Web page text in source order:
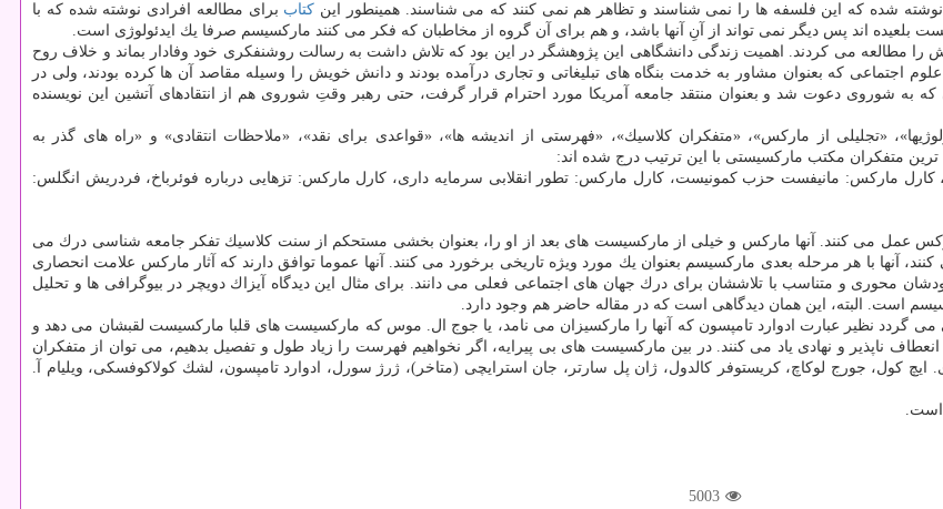
شده كه این فلسفه ها را نمی شناسند و تظاهر هم نمی كنند كه می شناسند. همینطور این كتاب برای مطالعه افرادی نوشته شده كه با
بلعیده اند پس دیگر نمی تواند از آنِ آنها باشد، و هم برای آن گروه از مخاطبان كه فكر می كنند ماركسیسم صرفا یك ایدئولوژی است.
مطالعه می كردند. اهمیت زندگی دانشگاهی این پژوهشگر در این بود كه تلاش داشت به رسالت روشنفكری خود وفادار بماند و خلاف روح
علوم اجتماعی كه بعنوان مشاور به خدمت بنگاه های تبلیغاتی و تجاری درآمده بودند و دانش خویش را وسیله مقاصد آن ها كرده بودند، ولی در
دعوت شد و بعنوان منتقد جامعه آمریكا مورد احترام قرار گرفت، حتی رهبر وقتِ شوروی هم از انتقادهای آتشین این نویسنده
ایدئولوژیها»، «تجلیلی از ماركس»، «متفكران كلاسیك»، «فهرستی از اندیشه ها»، «قواعدی برای نقد»، «ملاحظات انتقادی» و «راه های گذر به
متفكران مكتب ماركسیستی با این ترتیب درج شده اند:
ماركس: مانیفست حزب كمونیست، كارل ماركس: تطور انقلابی سرمایه داری، كارل ماركس: تزهایی درباره فوئرباخ، فردریش انگلس:
عمل می كنند. آنها ماركس و خیلی از ماركسیست های بعد از او را، بعنوان بخشی مستحكم از سنت كلاسیك تفكر جامعه شناسی درك می
آنها با هر مرحله بعدی ماركسیسم بعنوان یك مورد ویژه تاریخی برخورد می كنند. آنها عموما توافق دارند كه آثار ماركس علامت انحصاری
محوری و متناسب با تلاششان برای درك جهان های اجتماعی فعلی می دانند. برای مثال این دیدگاه آیزاك دویچر در بیوگرافی ها و تحلیل
است. البته، این همان دیدگاهی است كه در مقاله حاضر هم وجود دارد.
نظیر عبارت ادوارد تامپسون كه آنها را ماركسیزان می نامد، یا جوج ال. موس كه ماركسیست های قلبا ماركسیست لقبشان می دهد و
ناپذیر و نهادی یاد می كنند. در بین ماركسیست های بی پیرایه، اگر نخواهیم فهرست را زیاد طول و تفصیل بدهیم، می توان از متفكران
كول، جورج لوكاچ، كریستوفر كالدول، ژان پل سارتر، جان استرایچی (متاخر)، ژرژ سورل، ادوارد تامپسون، لشك كولاكوفسكی، ویلیام آ.
است.
5003